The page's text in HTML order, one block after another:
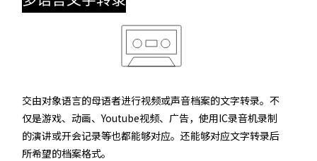
交由对象语言的母语者进行视频或声音档案的文字转录。不
仅是游戏、动画、Youtube视频、广告，使用IC录音机录制
的演讲或开会记录等也都能够对应。还能够对应文字转录后
所希望的档案格式。